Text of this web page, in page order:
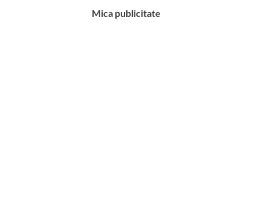
Mica publicitate